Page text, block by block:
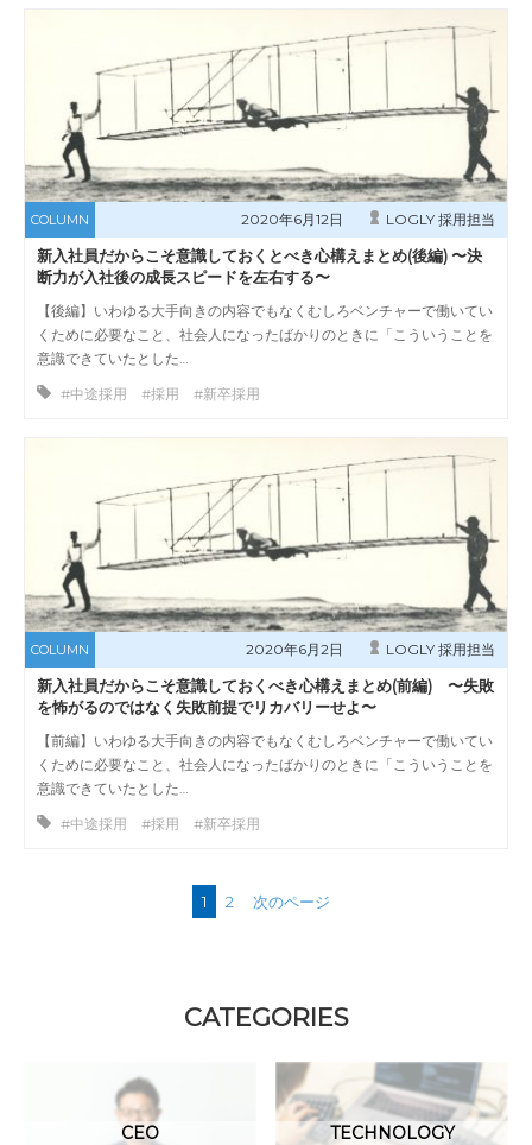
COLUMN 2020年6月12日 LOGLY 採用担当
新入社員だからこそ意識しておくとべき心構えまとめ(後編) 〜決
断力が入社後の成長スピードを左右する〜
【後編】いわゆる大手向きの内容でもなくむしろベンチャーで働いてい
くために必要なこと、社会人になったばかりのときに「こういうことを
意識できていたとした…
#中途採用 #採用 #新卒採用
COLUMN 2020年6月2日 LOGLY 採用担当
新入社員だからこそ意識しておくべき心構えまとめ(前編) 〜失敗
を怖がるのではなく失敗前提でリカバリーせよ〜
【前編】いわゆる大手向きの内容でもなくむしろベンチャーで働いてい
くために必要なこと、社会人になったばかりのときに「こういうことを
意識できていたとした…
#中途採用 #採用 #新卒採用
1 2 次のページ
CATEGORIES
CEO TECHNOLOGY